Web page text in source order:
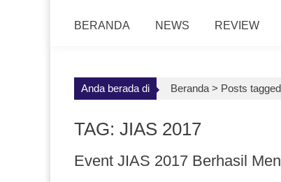
BERANDA NEWS REVIEW
Anda berada di Beranda > Posts
TAG: JIAS 2017
Event JIAS 2017 Berhasil